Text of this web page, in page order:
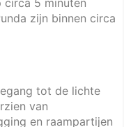
zijn binnen circa
tot de lichte
van
en raampartijen